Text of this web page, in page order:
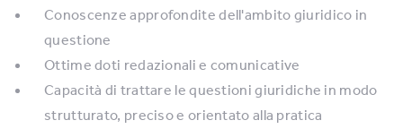
Conoscenze approfondite dell'ambito giuridico in
questione
Ottime doti redazionali e comunicative
Capacità di trattare le questioni giuridiche in modo
strutturato, preciso e orientato alla pratica